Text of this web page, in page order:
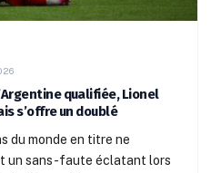
qualifiée, Lionel
s’offre un doublé
du monde en titre ne
un sans-faute éclatant lors